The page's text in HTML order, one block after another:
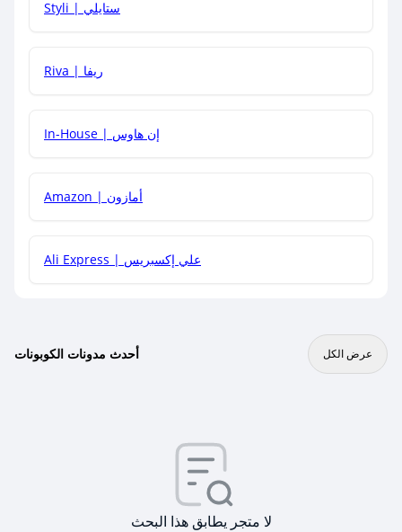
هل يمكنني جمع كود خصم مع العروض الأخرى؟
Styli | ستايلي
Riva | ريفا
In-House | إن هاوس
Amazon | أمازون
Ali Express | علي إكسبريس
أحدث مدونات الكوبونات عرض الكل
لا متجر يطابق هذا البحث